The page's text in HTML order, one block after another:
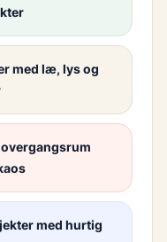
med læ, lys og
med hurtig